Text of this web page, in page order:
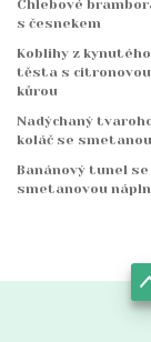
Chlebové
s česnekem
Koblihy z kynutého
těsta s citronovou
kůrou
Nadýchaný
koláč se smetanou
Banánový tunel se
smetanovou